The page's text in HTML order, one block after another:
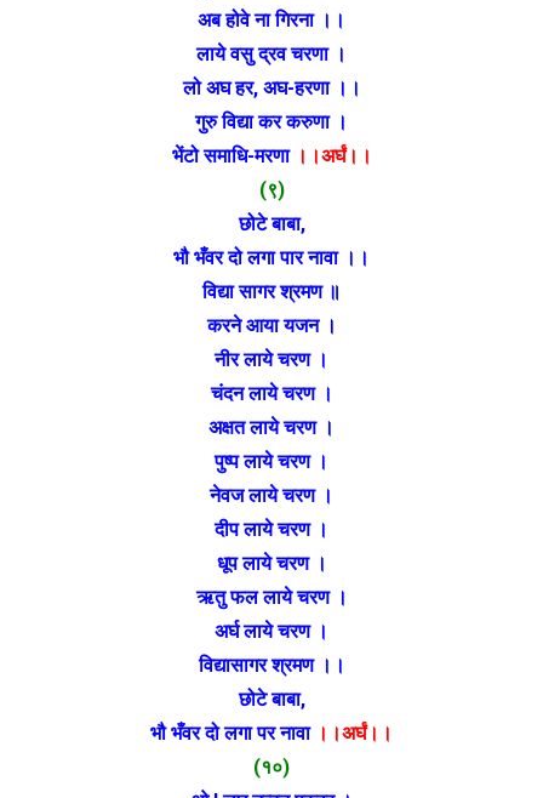
अब होवे ना गिरना ।।
लाये वसु द्रव चरणा ।
लो अघ हर, अघ-हरणा ।।
गुरु विद्या कर करुणा ।
भेंटो समाधि-मरणा ।।अर्घं।।
(९)
छोटे बाबा,
भौ भँवर दो लगा पार नावा ।।
विद्या सागर श्रमण ॥
करने आया यजन ।
नीर लाये चरण ।
चंदन लाये चरण ।
अक्षत लाये चरण ।
पुष्प लाये चरण ।
नेवज लाये चरण ।
दीप लाये चरण ।
धूप लाये चरण ।
ऋतु फल लाये चरण ।
अर्घ लाये चरण ।
विद्यासागर श्रमण ।।
छोटे बाबा,
भौ भँवर दो लगा पर नावा।।अर्घं।।
(१०)